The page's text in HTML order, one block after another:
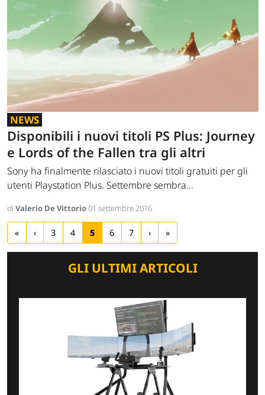
NEWS
Disponibili i nuovi titoli PS Plus: Journey
e Lords of the Fallen tra gli altri
Sony ha finalmente rilasciato i nuovi titoli gratuiti per gli
utenti Playstation Plus. Settembre sembra...
di Valerio De Vittorio01 settembre 2016
« ‹ 3 4 5 6 7 › »
GLI ULTIMI ARTICOLI